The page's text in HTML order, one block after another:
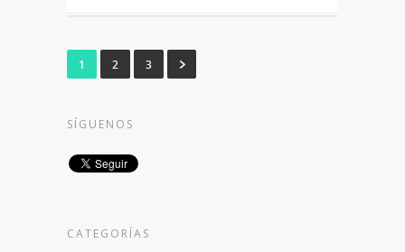
1 2 3
SÍGUENOS
CATEGORÍAS